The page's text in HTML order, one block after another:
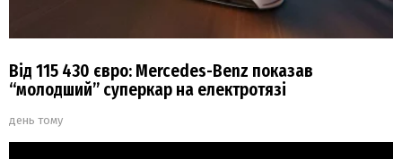
Від 115 430 євро: Mercedes-Benz показав
“молодший” суперкар на електротязі
день тому